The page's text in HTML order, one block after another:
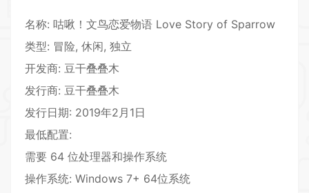
名称: 咕啾！文鸟恋爱物语 Love Story of Sparrow
类型: 冒险, 休闲, 独立
开发商: 豆干叠叠木
发行商: 豆干叠叠木
发行日期: 2019年2月1日
最低配置:
需要 64 位处理器和操作系统
操作系统: Windows 7+ 64位系统